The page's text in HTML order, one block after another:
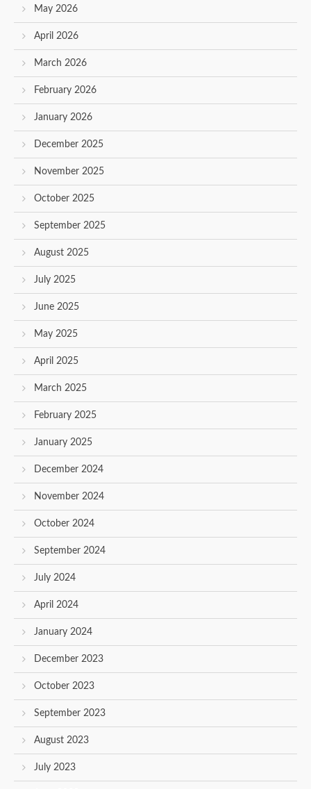
May 2026
April 2026
March 2026
February 2026
January 2026
December 2025
November 2025
October 2025
September 2025
August 2025
July 2025
June 2025
May 2025
April 2025
March 2025
February 2025
January 2025
December 2024
November 2024
October 2024
September 2024
July 2024
April 2024
January 2024
December 2023
October 2023
September 2023
August 2023
July 2023